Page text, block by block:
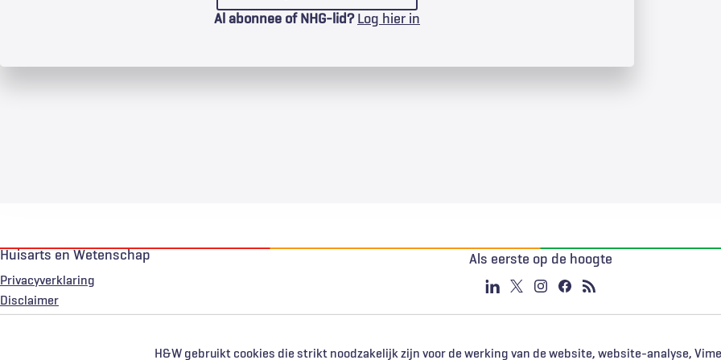
H&W gebruikt cookies die strikt noodzakelijk zijn voor de werking van de website, website-analyse,
Al abonnee of NHG-lid? Log hier in
Huisarts en Wetenschap
Privacyverklaring
Voet
Disclaimer
Als eerste op de hoogte